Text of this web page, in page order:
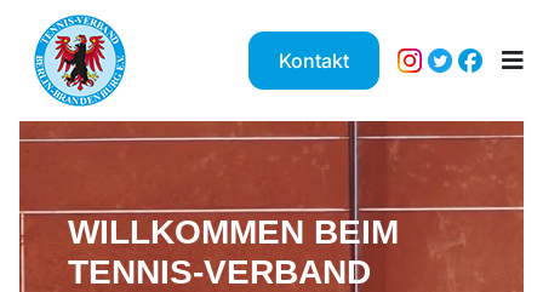
Kontakt
WILLKOMMEN BEIM
TENNIS-VERBAND